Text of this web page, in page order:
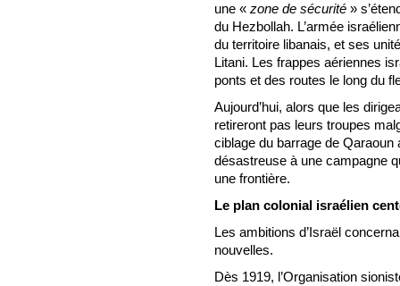
une « zone de sécurité »
du Hezbollah. L’armée
du territoire libanais, et ses
Litani. Les frappes aériennes
ponts et des routes le long du
Aujourd’hui, alors que les
retireront pas leurs troupes
ciblage du barrage de
désastreuse à une campagne
une frontière.
Le plan colonial israélien
Les ambitions d’Israël
nouvelles.
Dès 1919, l’Organisation